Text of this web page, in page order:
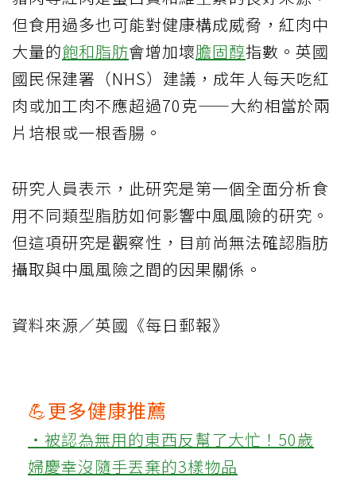
但食用過多也可能對健康構成威脅，紅肉中
大量的飽和脂肪會增加壞膽固醇指數。英國
國民保建署（NHS）建議，成年人每天吃紅
肉或加工肉不應超過70克——大約相當於兩
片培根或一根香腸。
研究人員表示，此研究是第一個全面分析食
用不同類型脂肪如何影響中風風險的研究。
但這項研究是觀察性，目前尚無法確認脂肪
攝取與中風風險之間的因果關係。
資料來源／英國《每日郵報》
💪更多健康推薦
‧被認為無用的東西反幫了大忙！50歲
婦慶幸沒隨手丟棄的3樣物品